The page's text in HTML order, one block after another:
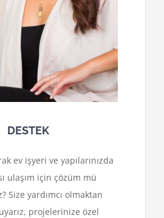
DESTEK
ev işyeri ve yapılarınızda
ulaşım için çözüm mü
Size yardımcı olmaktan
projelerinize özel